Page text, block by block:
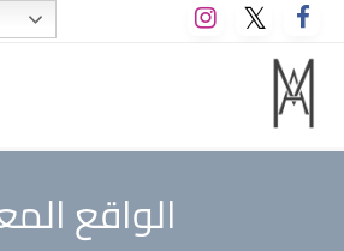
التخطي
إلى
المحتوى
M A hotels | إم ايه هوتيلز
الموقع الأول للعاملين في الفنادق في
الواقع